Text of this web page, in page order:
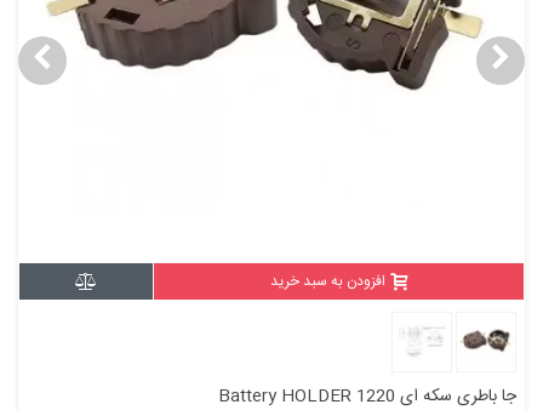
افزودن به سبد خرید
جا باطری سکه ای Battery HOLDER 1220